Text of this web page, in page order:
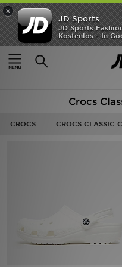
×
JD Sports
JD Sports
Kostenlos - In
Home
Frauen
8 Produkte
Crocs
CROCS CROCS CLASSIC
ANGEBOTE
Neuheiten
Kinder